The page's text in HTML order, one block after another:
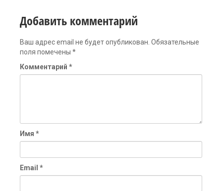
Добавить комментарий
Ваш адрес email не будет опубликован. Обязательные
поля помечены *
Комментарий *
Имя *
Email *